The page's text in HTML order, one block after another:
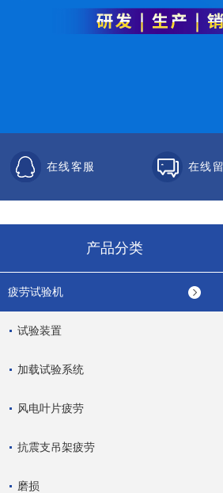
在线客服 在线
产品分类
疲劳试验机
试验装置
加载试验系统
风电叶片疲劳
抗震支吊架疲劳
磨损